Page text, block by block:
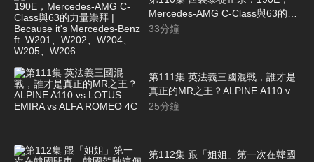
Mercedes-AMG C-Class與63的力
量崇拜 | Because it's Mercedes-
33分鐘
第111集 英法義三國混戰，誰才是
真正的MR之王？ALPINE A110 vs
LOTUS EMIRA vs ALFA ROMEO
25分鐘
第112集 跟「姐姐」第一次在韓國